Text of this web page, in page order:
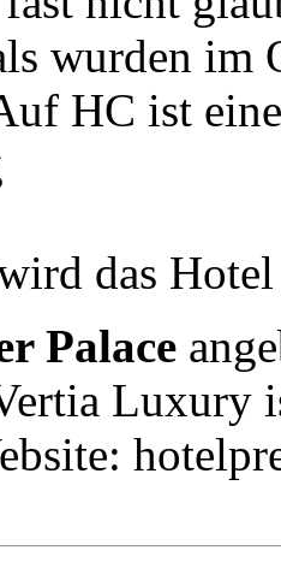
wurden im
HC ist
das
Palace
Luxury